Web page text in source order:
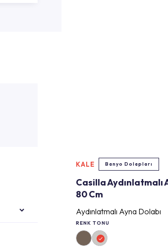
KALE Banyo Dolapları
Casilla Aydınlatmalı
80 Cm
Aydınlatmalı Ayna Dolabı
RENK TONU